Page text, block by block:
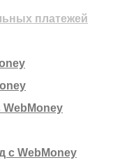
платежей
с WebMoney